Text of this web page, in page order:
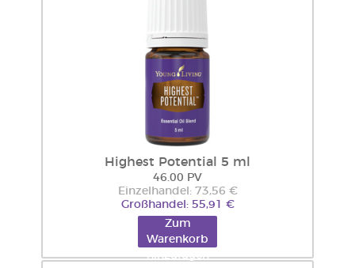
Highest Potential 5 ml
46.00 PV
Einzelhandel: 73,56 €
Großhandel: 55,91 €
Zum
Warenkorb
hinzufügen